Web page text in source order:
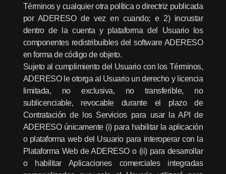
Términos y cualquier otra política o directriz publicada
por ADERESO de vez en cuando; e 2) incrustar
dentro de la cuenta y plataforma del Usuario los
componentes redistribuibles del software ADERESO
en forma de código de objeto.
Sujeto al cumplimiento del Usuario con los Términos,
ADERESO le otorga al Usuario un derecho y licencia
limitada, no exclusiva, no transferible, no
sublicenciable, revocable durante el plazo de
Contratación de los Servicios para usar la API de
ADERESO únicamente (i) para habilitar la aplicación
o plataforma web del Usuario para interoperar con la
Plataforma Web de ADERESO o (ii) para desarrollar
o habilitar Aplicaciones comerciales integradas